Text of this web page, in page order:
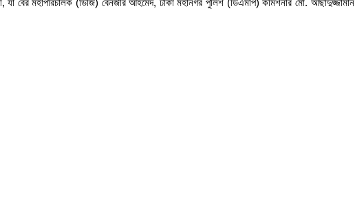
র্যা বের মহাপরিচালক (ডিজি) বেনজীর আহমেদ, ঢাকা মহানগর পুলিশ (ডিএমপি) কমিশনার মো. আছাদুজ্জামান